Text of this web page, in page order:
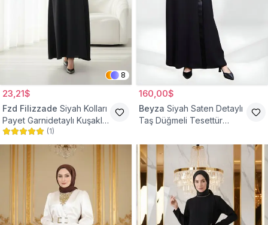
8
23,21$
Fzd Filizzade Siyah Kolları
Payet Garnidetaylı Kuşaklı
Abiye Elbise
(1)
160,00$
Beyza Siyah Saten Detaylı
Taş Düğmeli Tesettür